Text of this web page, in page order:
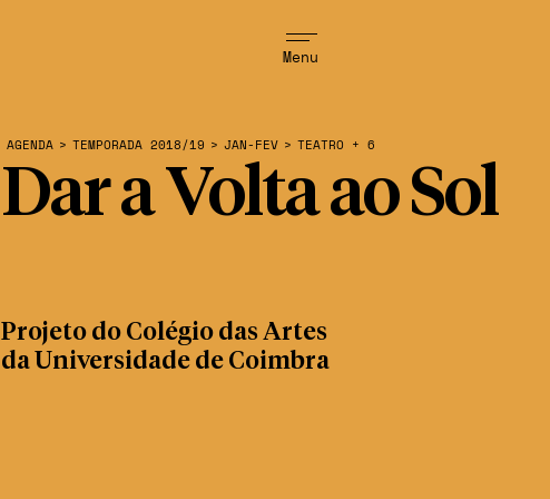
Menu
Dar a Volta ao Sol
AGENDA > TEMPORADA 2018/19 > JAN-FEV > TEATRO + 6
Projeto do Colégio das Artes
da Universidade de Coimbra